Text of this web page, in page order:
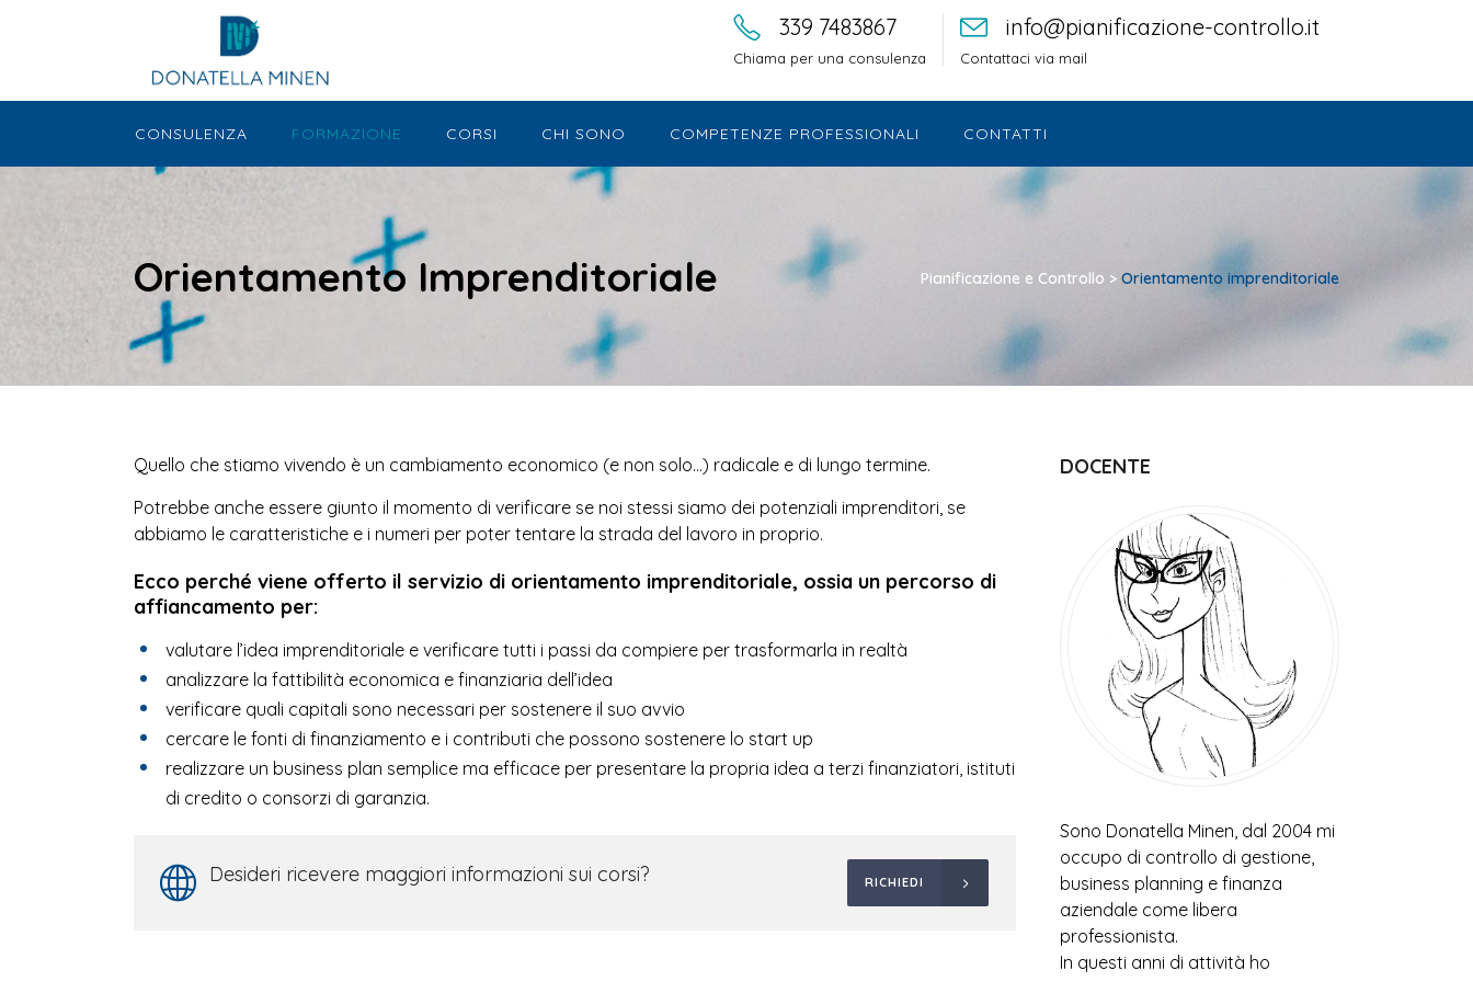
339 7483867
Chiama per una consulenza
info@pianificazione-controllo.it
Contattaci via mail
CONSULENZA FORMAZIONE CORSI CHI SONO COMPETENZE PROFESSIONALI CONTATTI
Orientamento Imprenditoriale Pianificazione e Controllo > Orientamento imprenditoriale
Quello che stiamo vivendo è un cambiamento economico (e non solo…) radicale e di lungo termine.
Potrebbe anche essere giunto il momento di verificare se noi stessi siamo dei potenziali imprenditori, se
abbiamo le caratteristiche e i numeri per poter tentare la strada del lavoro in proprio.
Ecco perché viene offerto il servizio di orientamento imprenditoriale, ossia un percorso di
affiancamento per:
valutare l’idea imprenditoriale e verificare tutti i passi da compiere per trasformarla in realtà
analizzare la fattibilità economica e finanziaria dell’idea
verificare quali capitali sono necessari per sostenere il suo avvio
cercare le fonti di finanziamento e i contributi che possono sostenere lo start up
realizzare un business plan semplice ma efficace per presentare la propria idea a terzi finanziatori, istituti
di credito o consorzi di garanzia.
Desideri ricevere maggiori informazioni sui corsi? RICHIEDI
DOCENTE
Sono Donatella Minen, dal 2004 mi
occupo di controllo di gestione,
business planning e finanza
aziendale come libera
professionista.
In questi anni di attività ho